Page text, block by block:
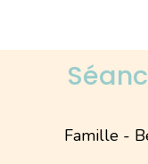
Famille -